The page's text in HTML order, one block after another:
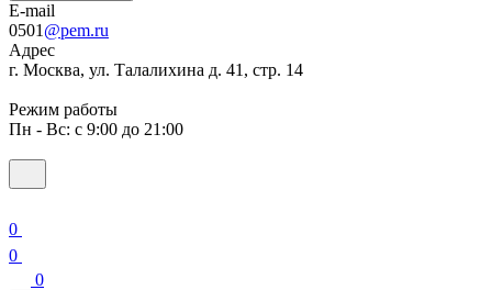
E-mail
0501 @pem.ru
Адрес
г. Москва, ул. Талалихина д. 41, стр. 14
Режим работы
Пн - Вс: с 9:00 до 21:00
0
0
0